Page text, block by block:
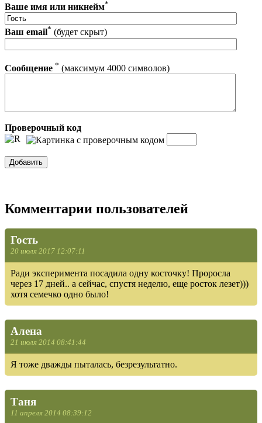
Ваше имя или никнейм*
Ваш email* (будет скрыт)
Сообщение * (максимум 4000 символов)
Проверочный код
Комментарии пользователей
Гость
20 июля 2017 12:07:11
Ради эксперимента посадила одну косточку! Проросла
через 17 дней.. а сейчас, спустя неделю, еще росток лезет)))
хотя семечко одно было!
Алена
21 июля 2014 08:41:44
Я тоже дважды пыталась, безрезультатно.
Таня
11 апреля 2014 08:39:12